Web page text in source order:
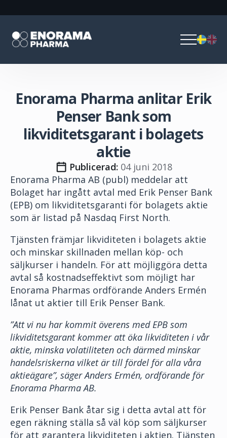
Enorama Pharma anlitar Erik
Penser Bank som
likviditetsgarant i bolagets
aktie
Publicerad: 04 juni 2018
Enorama Pharma AB (publ) meddelar att
Bolaget har ingått avtal med Erik Penser Bank
(EPB) om likviditetsgaranti för bolagets aktie
som är listad på Nasdaq First North.
Tjänsten främjar likviditeten i bolagets aktie
och minskar skillnaden mellan köp- och
säljkurser i handeln. För att möjliggöra detta
avtal så kostnadseffektivt som möjligt har
Enorama Pharmas ordförande Anders Ermén
lånat ut aktier till Erik Penser Bank.
”Att vi nu har kommit överens med EPB som
likviditetsgarant kommer att öka likviditeten i vår
aktie, minska volatiliteten och därmed minskar
handelsriskerna vilket är till fördel för alla våra
aktieägare”, säger Anders Ermén, ordförande för
Enorama Pharma AB.
Erik Penser Bank åtar sig i detta avtal att för
egen räkning ställa så väl köp som säljkurser
för att garantera likviditeten i aktien. Tjänsten